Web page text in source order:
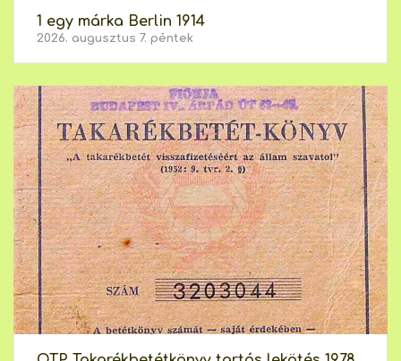
1 egy márka Berlin 1914
2026. augusztus 7. péntek